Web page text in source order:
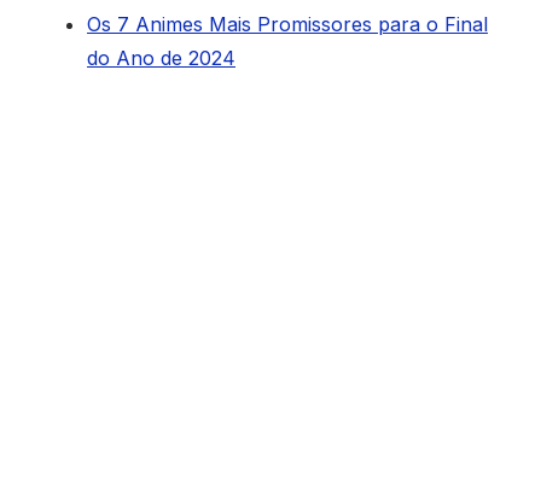
Os 7 Animes Mais Promissores para o Final
do Ano de 2024